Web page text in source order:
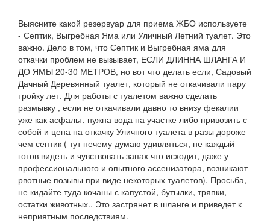
Выясните какой резервуар для приема ЖБО используете
- Септик, Выгребная Яма или Уличный Летний туалет. Это
важно. Дело в том, что Септик и Выгребная яма для
откачки проблем не вызывает, ЕСЛИ ДЛИННА ШЛАНГА И
ДО ЯМЫ 20-30 МЕТРОВ, но вот что делать если, Садовый
Дачный Деревянный туалет, который не откачивали пару
тройку лет. Для работы с туалетом важно сделать
размывку , если не откачивали давно то внизу фекалии
уже как асфальт, нужна вода на участке либо привозить с
собой и цена на откачку Уличного туалета в разы дороже
чем септик ( тут нечему думаю удивляться, не каждый
готов видеть и чувствовать запах что исходит, даже у
профессионального и опытного ассенизатора, возникают
рвотные позывы при виде некоторых туалетов). Просьба,
не кидайте туда кочаны с капустой, бутылки, тряпки,
остатки животных.. Это застрянет в шланге и приведет к
неприятным последствиям.